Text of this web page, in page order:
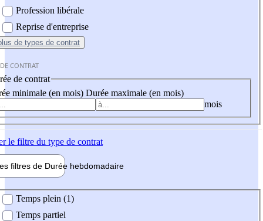
Profession libérale
Reprise d'entreprise
de types de contrat
CONTRAT
de contrat
minimale (en mois) Durée maximale (en mois)
mois
le filtre du type de contrat
filtres de Durée hebdomadaire
Temps plein (1)
Temps partiel